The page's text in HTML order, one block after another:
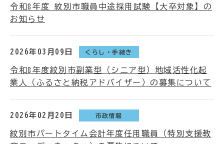
令和8年度 紋別市職員中途採用試験【大卒対象】の
お知らせ
2026年03月09日 くらし・手続き
令和8年度紋別市副業型（シニア型）地域活性化起
業人（ふるさと納税アドバイザー）の募集について
2026年02月20日 市政情報
紋別市パートタイム会計年度任用職員（特別支援教